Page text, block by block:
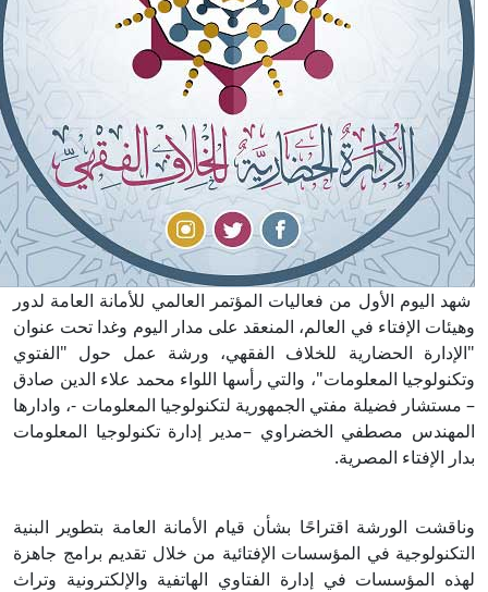
شهد اليوم الأول من فعاليات المؤتمر العالمي للأمانة العامة لدور
وهيئات الإفتاء في العالم، المنعقد على مدار اليوم وغدا تحت عنوان
"الإدارة الحضارية للخلاف الفقهي، ورشة عمل حول "الفتوي
وتكنولوجيا المعلومات"، والتي رأسها اللواء محمد علاء الدين صادق
– مستشار فضيلة مفتي الجمهورية لتكنولوجيا المعلومات -، وادارها
المهندس مصطفي الخضراوي –مدير إدارة تكنولوجيا المعلومات
بدار الإفتاء المصرية.
وناقشت الورشة اقتراحًا بشأن قيام الأمانة العامة بتطوير البنية
التكنولوجية في المؤسسات الإفتائية من خلال تقديم برامج جاهزة
لهذه المؤسسات في إدارة الفتاوي الهاتفية والإلكترونية وتراث